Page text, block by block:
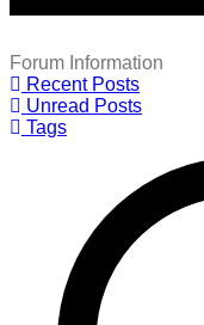
Forum Information
Recent Posts
Unread Posts
Tags